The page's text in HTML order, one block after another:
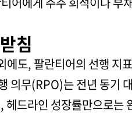
침
도, 팔란티어의 선행 지
의무(RPO)는 전년 동기
드라인 성장률만으로는